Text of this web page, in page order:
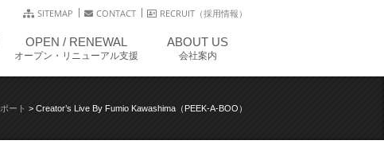
SITEMAP CONTACT RECRUIT（採用情報）
OPEN / RENEWAL
オープン・リニューアル支援
ABOUT US
会社案内
ート > Creator’s Live By Fumio Kawashima（PEEK-A-BOO）